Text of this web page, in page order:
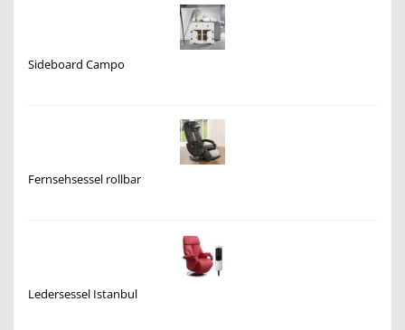
Sideboard Campo
Fernsehsessel rollbar
Ledersessel Istanbul